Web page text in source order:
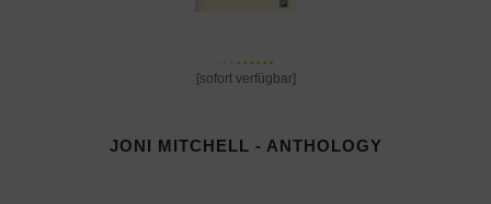
[sofort verfügbar]
JONI MITCHELL - ANTHOLOGY